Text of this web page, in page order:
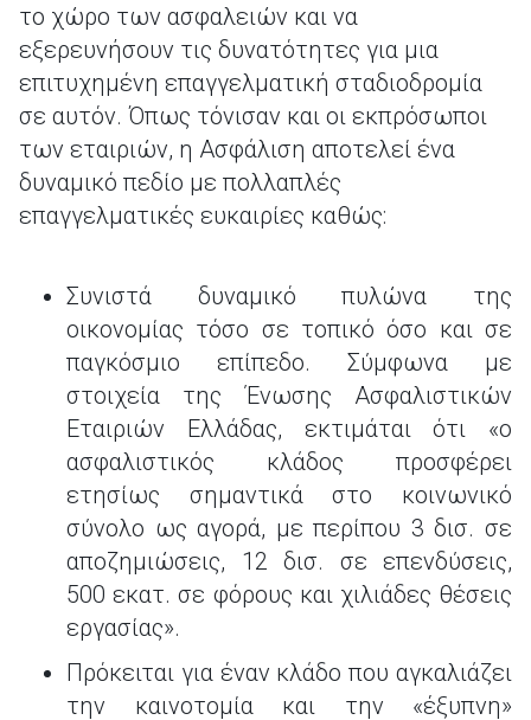
το χώρο των ασφαλειών και να
εξερευνήσουν τις δυνατότητες για μια
επιτυχημένη επαγγελματική σταδιοδρομία
σε αυτόν. Όπως τόνισαν και οι εκπρόσωποι
των εταιριών, η Ασφάλιση αποτελεί ένα
δυναμικό πεδίο με πολλαπλές
επαγγελματικές ευκαιρίες καθώς:
Συνιστά δυναμικό πυλώνα της
οικονομίας τόσο σε τοπικό όσο και σε
παγκόσμιο επίπεδο. Σύμφωνα με
στοιχεία της Ένωσης Ασφαλιστικών
Εταιριών Ελλάδας, εκτιμάται ότι «ο
ασφαλιστικός κλάδος προσφέρει
ετησίως σημαντικά στο κοινωνικό
σύνολο ως αγορά, με περίπου 3 δισ. σε
αποζημιώσεις, 12 δισ. σε επενδύσεις,
500 εκατ. σε φόρους και χιλιάδες θέσεις
εργασίας».
Πρόκειται για έναν κλάδο που αγκαλιάζει
την καινοτομία και την «έξυπνη»